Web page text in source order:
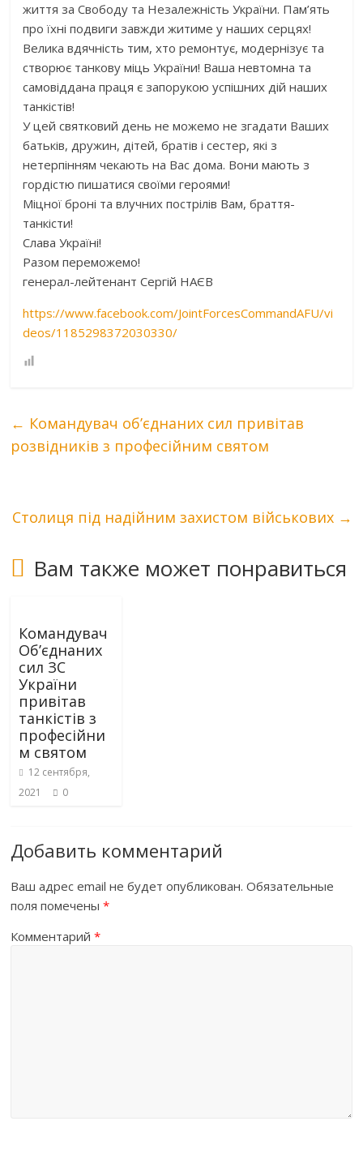
життя за Свободу та Незалежність України. Пам’ять
про їхні подвиги завжди житиме у наших серцях!
Велика вдячність тим, хто ремонтує, модернізує та
створює танкову міць України! Ваша невтомна та
самовіддана праця є запорукою успішних дій наших
танкістів!
У цей святковий день не можемо не згадати Ваших
батьків, дружин, дітей, братів і сестер, які з
нетерпінням чекають на Вас дома. Вони мають з
гордістю пишатися своїми героями!
Міцної броні та влучних пострілів Вам, браття-
танкісти!
Слава Україні!
Разом переможемо!
генерал-лейтенант Сергій НАЄВ
https://www.facebook.com/JointForcesCommandAFU/vi
deos/1185298372030330/
← Командувач об’єднаних сил привітав
розвідників з професійним святом
Столиця під надійним захистом військових →
Вам также может понравиться
Командувач
Об’єднаних
сил ЗС
України
привітав
танкістів з
професійни
м святом
12 сентября,
2021
0
Добавить комментарий
Ваш адрес email не будет опубликован. Обязательные
поля помечены*
Комментарий*